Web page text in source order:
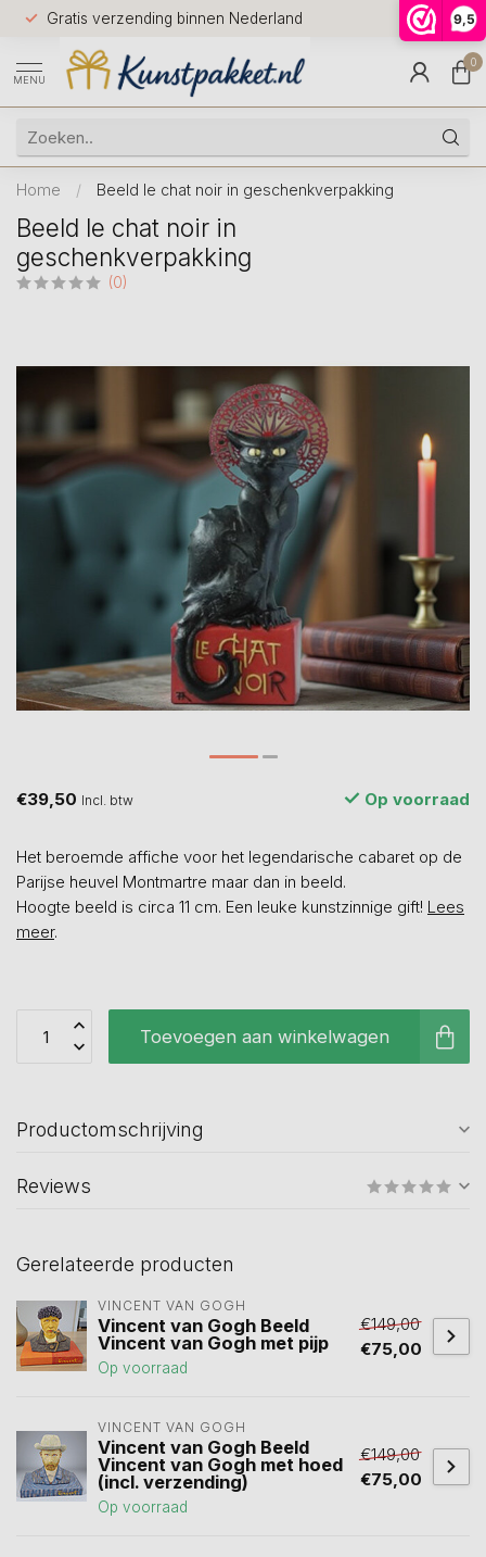
9,5
Gratis verzending binnen Nederland
Voor
huis
9.5
MENU
0
Home / Beeld le chat noir in geschenkverpakking
Beeld le chat noir in
geschenkverpakking
(0)
€39,50 Incl. btw Op voorraad
Het beroemde affiche voor het legendarische cabaret op de
Parijse heuvel Montmartre maar dan in beeld.
Hoogte beeld is circa 11 cm. Een leuke kunstzinnige gift! Lees
meer.
Toevoegen aan winkelwagen
Productomschrijving
Reviews
Gerelateerde producten
VINCENT VAN GOGH
Vincent van Gogh Beeld
Vincent van Gogh met pijp
Op voorraad
€149,00
€75,00
VINCENT VAN GOGH
Vincent van Gogh Beeld
Vincent van Gogh met hoed
(incl. verzending)
Op voorraad
€149,00
€75,00